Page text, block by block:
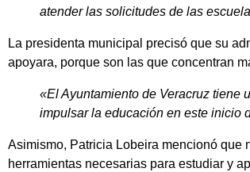
atender las solicitudes de las
La presidenta municipal precisó que su
apoyara, porque son las que concentran
«El Ayuntamiento de Veracruz tiene
impulsar la educación en este inicio
Asimismo, Patricia Lobeira mencionó que
herramientas necesarias para estudiar y